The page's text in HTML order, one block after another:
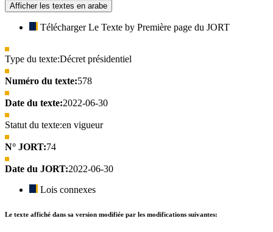
Afficher les textes en arabe
Télécharger Le Texte by Première page du JORT
Type du texte:Décret présidentiel
Numéro du texte:578
Date du texte:2022-06-30
Statut du texte:en vigueur
N° JORT:74
Date du JORT:2022-06-30
Lois connexes
Le texte affiché dans sa version modifiée par les modifications suivantes: